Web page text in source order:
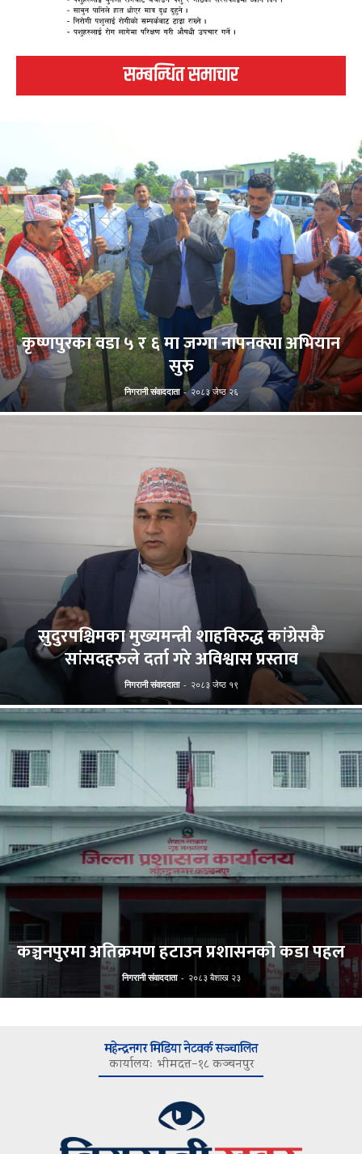
सम्बन्धित समाचार
कृष्णपुरका वडा ५ र ६ मा जग्गा नापनक्सा अभियान
सुरु
निगरानी संवाददाता - २०८३ जेष्ठ २६
सुदुरपश्चिमका मुख्यमन्त्री शाहविरुद्ध कांग्रेसकै
सांसदहरुले दर्ता गरे अविश्वास प्रस्ताव
निगरानी संवाददाता - २०८३ जेष्ठ १९
कञ्चनपुरमा अतिक्रमण हटाउन प्रशासनको कडा पहल
निगरानी संवाददाता - २०८३ बैशाख २३
महेन्द्रनगर मिडिया नेटवर्क सञ्चालित
कार्यालयः भीमदत्त–१८ कञ्चनपुर